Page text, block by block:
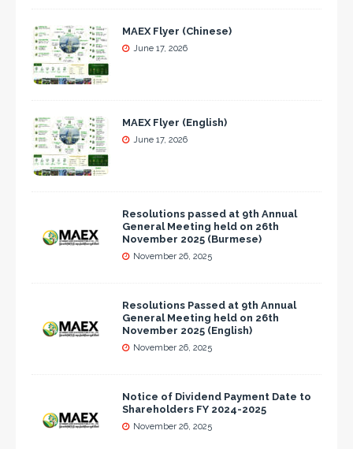
MAEX Flyer (Chinese)
June 17, 2026
MAEX Flyer (English)
June 17, 2026
Resolutions passed at 9th Annual
General Meeting held on 26th
November 2025 (Burmese)
November 26, 2025
Resolutions Passed at 9th Annual
General Meeting held on 26th
November 2025 (English)
November 26, 2025
Notice of Dividend Payment Date to
Shareholders FY 2024-2025
November 26, 2025